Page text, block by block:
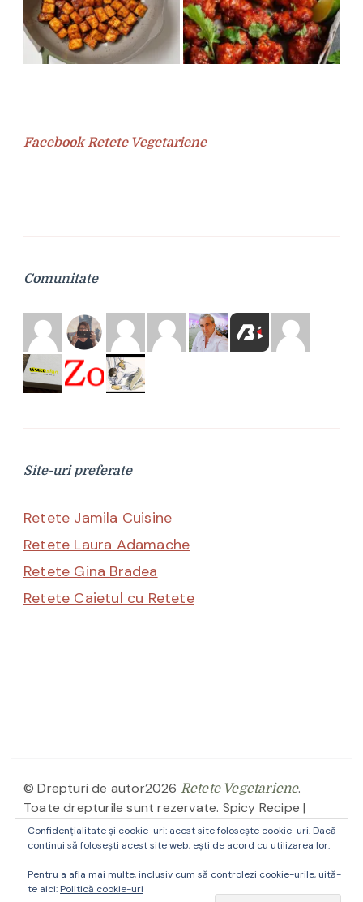
Facebook Retete Vegetariene
Comunitate
Site-uri preferate
Retete Jamila Cuisine
Retete Laura Adamache
Retete Gina Bradea
Retete Caietul cu Retete
© Drepturi de autor2026 Retete Vegetariene.
Toate drepturile sunt rezervate. Spicy Recipe |
Dezvoltată deBlossom Themes. Propulsată de
WordPress.
Despre site-ul Retete Vegetariene
Contact
Confidențialitate și cookie-uri: acest site folosește cookie-uri. Dacă
continui să folosești acest site web, ești de acord cu utilizarea lor.
Pentru a afla mai multe, inclusiv cum să controlezi cookie-urile, uită-
te aici: Politică cookie-uri